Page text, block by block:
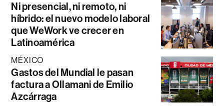
Ni presencial, ni remoto, ni
híbrido: el nuevo modelo laboral
que WeWork ve crecer en
Latinoamérica
MÉXICO
Gastos del Mundial le pasan
factura a Ollamani de Emilio
Azcárraga